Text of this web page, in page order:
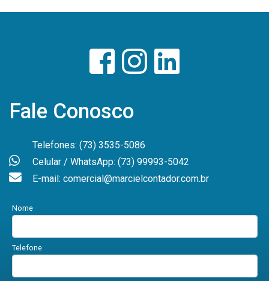
Fale Conosco
Telefones: (73) 3535-5086
Celular / WhatsApp: (73) 99993-5042
E-mail: comercial@marcielcontador.com.br
Nome
Telefone